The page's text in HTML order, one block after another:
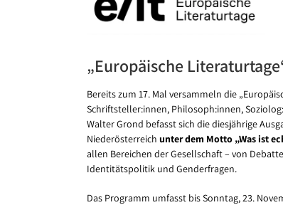
Bild
„Europäische
Bereits zum 17. Mal versammeln die
Schriftsteller:innen, Philosoph:innen,
Walter Grond befasst sich die diesjährige
Niederösterreich unter dem Motto „Was ist
allen Bereichen der Gesellschaft – von
Identitätspolitik und Genderfragen.
Das Programm umfasst bis Sonntag, 23.